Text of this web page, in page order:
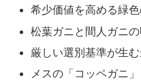
希少価値を高める緑
松葉ガニと間人ガニ
厳しい選別基準が生
メスの「コッペガニ